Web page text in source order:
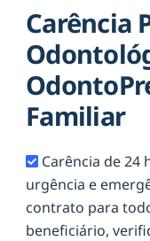
Carência
Familiar
Carência de
urgência e
contrato para
beneficiário,